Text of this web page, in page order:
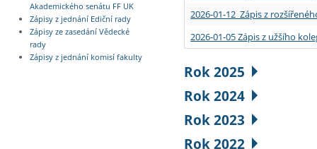
Akademického senátu FF UK
Zápisy z jednání Ediční rady
Zápisy ze zasedání Vědecké
rady
Zápisy z jednání komisí fakulty
2026-01-12 Zápis z
2026-01-05 Zápis z užšího
Rok 2025
Rok 2024
Rok 2023
Rok 2022